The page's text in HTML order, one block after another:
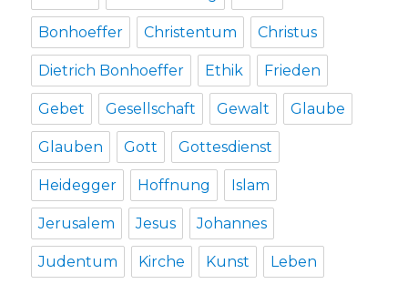
Bonhoeffer Christentum Christus
Dietrich Bonhoeffer Ethik Frieden
Gebet Gesellschaft Gewalt Glaube
Glauben Gott Gottesdienst
Heidegger Hoffnung Islam
Jerusalem Jesus Johannes
Judentum Kirche Kunst Leben